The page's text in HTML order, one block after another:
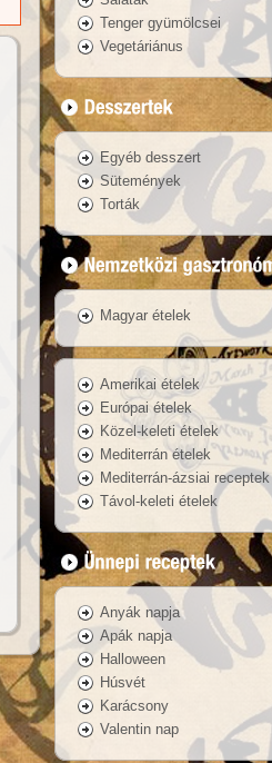
Tenger gyümölcsei
Vegetáriánus
Egyéb desszert
Sütemények
Torták
Magyar ételek
Amerikai ételek
Európai ételek
Közel-keleti ételek
Mediterrán ételek
Mediterrán-ázsiai receptek
Távol-keleti ételek
Anyák napja
Apák napja
Halloween
Húsvét
Karácsony
Valentin nap